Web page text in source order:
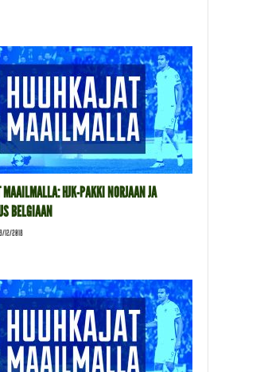
MAAILMALLA: HJK-PAKKI NORJAAN JA
BELGIAAN
12/2018